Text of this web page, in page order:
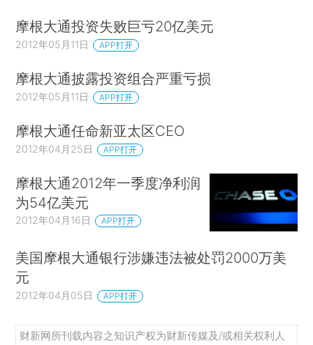
摩根大通投资失败巨亏20亿美元
2012年05月11日 APP打开
摩根大通披露投资组合严重亏损
2012年05月11日 APP打开
摩根大通任命新亚太区CEO
2012年04月25日 APP打开
摩根大通2012年一季度净利润
为54亿美元
2012年04月16日 APP打开
美国摩根大通银行涉嫌违法被处罚2000万美
元
2012年04月05日 APP打开
财新网所刊载内容之知识产权为财新传媒及/或相关权利人